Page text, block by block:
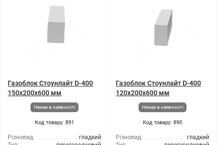
Газоблок Стоунлайт D-400
150x200x600 мм
Немає в наявності
Код товару: 891
Різновид:
гладкий
Газоблок Стоунлайт D-400
120x200x600 мм
Немає в наявності
Код товару: 890
Різновид:
гладкий